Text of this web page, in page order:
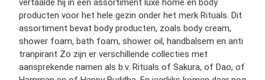
vertaalde hij in een assortiment luxe home en body
producten voor het hele gezin onder het merk Rituals. Dit
assortiment bevat body producten, zoals body cream,
shower foam, bath foam, shower oil, handbalsem en anti
tranpirant Zo zijn er verschillende collecties met
aansprekende namen als b.v. Rituals of Sakura, of Dao, of